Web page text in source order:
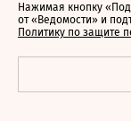
Нажимая кнопку
от «Ведомости» и
Политику по защите